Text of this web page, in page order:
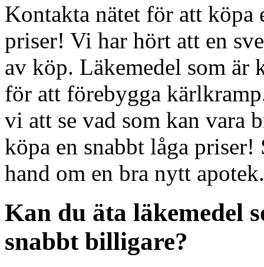
Kontakta nätet för att köpa
priser! Vi har hört att en
av köp. Läkemedel som är
för att förebygga
vi att se vad som kan vara
köpa en snabbt låga
hand om en bra nytt apotek.
Kan du äta läkemedel
snabbt billigare?